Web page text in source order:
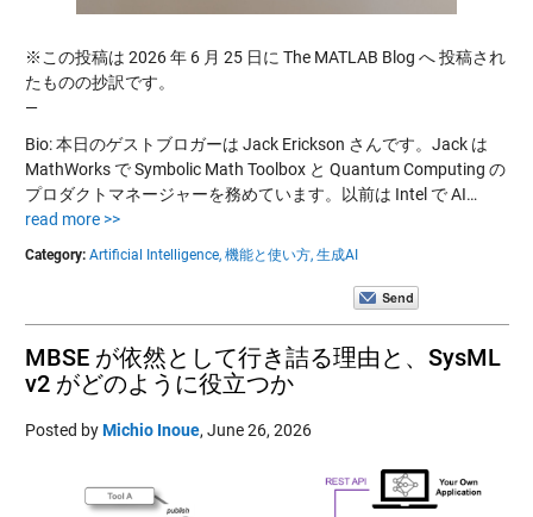
※この投稿は 2026 年 6 月 25 日に The MATLAB Blog へ 投稿され
たものの抄訳です。
—
Bio: 本日のゲストブロガーは Jack Erickson さんです。Jack は
MathWorks で Symbolic Math Toolbox と Quantum Computing の
プロダクトマネージャーを務めています。以前は Intel で AI…
read more >>
Category: Artificial Intelligence, 機能と使い方, 生成AI
MBSE が依然として行き詰る理由と、SysML
v2 がどのように役立つか
Posted byMichio Inoue, June 26, 2026